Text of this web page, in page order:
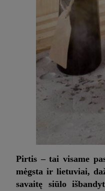
Pirtis – tai visame
mėgsta ir lietuviai,
savaitę siūlo